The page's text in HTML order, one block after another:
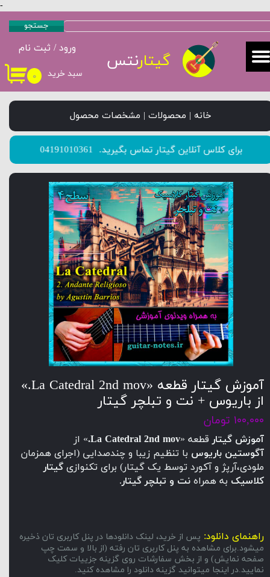
-
۰ سبد خرید
ورود / ثبت نام
حساب کاربری من
تغییر گذر واژه
خروج از حساب کاربری
گیتارنتس
جستجو
خانه | محصولات | مشخصات محصول
​​​​​​​برای کلاس آنلاین گیتار تماس بگیرید. 04191010361
آموزش گیتار قطعه «La Catedral 2nd mov.»
از باریوس + نت و تبلچر گیتار
۱۰۰,۰۰۰ تومان
آموزش گیتار قطعه «La Catedral 2nd mov. » از
آگوستین باریوس با تنظیم زیبا و چندصدایی (اجرای همزمان
ملودی،آرپژ و آکورد توسط یک گیتار) برای تکنوازی گیتار
کلاسیک به همراه نت و تبلچر گیتار.
راهنمای دانلود: پس از خرید، لینک دانلودها در پنل کاربری تان ذخیره
میشود.برای مشاهده به پنل کاربری تان رفته (از بالا و سمت چپ
صفحه نمایش) و از بخش سفارشات روی گزینه جزییات کلیک
نمایید.در اینجا میتوانید گزینه دانلود را مشاهده کنید.